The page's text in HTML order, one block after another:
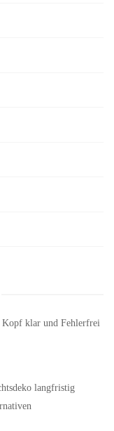
Kopf klar und Fehlerfrei
langfristig